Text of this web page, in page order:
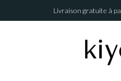
Livraison gratuite à